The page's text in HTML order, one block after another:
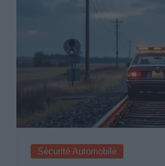
Sécurité Automobile